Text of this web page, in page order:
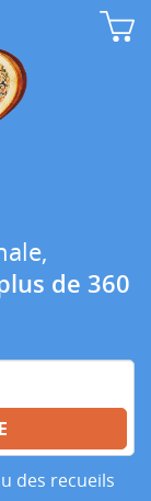
de 360
des recueils